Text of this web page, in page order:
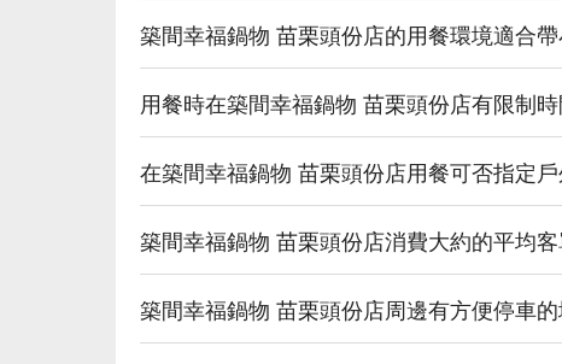
築間幸福鍋物 苗栗頭份店的用餐環境適合
用餐時在築間幸福鍋物 苗栗頭份店有限制
在築間幸福鍋物 苗栗頭份店用餐可否指定
築間幸福鍋物 苗栗頭份店消費大約的平均
築間幸福鍋物 苗栗頭份店周邊有方便停車的